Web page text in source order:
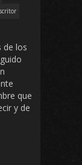
de los
que
y de